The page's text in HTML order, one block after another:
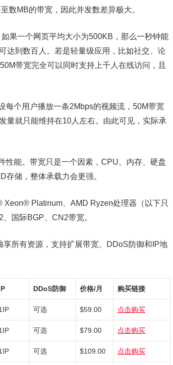
数MB的带宽，因此并发数差异极大。
果一个网页平均大小为500KB，那么一秒钟能
达到数百人。若是轻量级应用，比如社交、论
带宽完全可以同时支持上千人在线访问，且
每个用户播放一条2Mbps的视频流，50M带宽
量就只能维持在10人左右。由此可见，实际承
性能。带宽只是一个因素，CPU、内存、硬盘
存储，整体承载力会更强。
Platinum、AMD Ryzen处理器（以下只
国际BGP、CN2带宽。
所有资源，支持扩展带宽、DDoS防御和IP地
DDoS防御 价格/月 购买链接
可选 $59.00 点击购买
可选 $79.00 点击购买
可选 $109.00 点击购买